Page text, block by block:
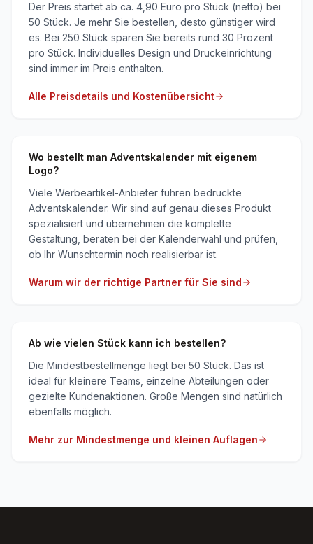
Der Preis startet ab ca. 4,90 Euro pro Stück (netto) bei
50 Stück. Je mehr Sie bestellen, desto günstiger wird
es. Bei 250 Stück sparen Sie bereits rund 30 Prozent
pro Stück. Individuelles Design und Druckeinrichtung
sind immer im Preis enthalten.
Alle Preisdetails und Kostenübersicht
Wo bestellt man Adventskalender mit eigenem
Logo?
Viele Werbeartikel-Anbieter führen bedruckte
Adventskalender. Wir sind auf genau dieses Produkt
spezialisiert und übernehmen die komplette
Gestaltung, beraten bei der Kalenderwahl und prüfen,
ob Ihr Wunschtermin noch realisierbar ist.
Warum wir der richtige Partner für Sie sind
Ab wie vielen Stück kann ich bestellen?
Die Mindestbestellmenge liegt bei 50 Stück. Das ist
ideal für kleinere Teams, einzelne Abteilungen oder
gezielte Kundenaktionen. Große Mengen sind natürlich
ebenfalls möglich.
Mehr zur Mindestmenge und kleinen Auflagen